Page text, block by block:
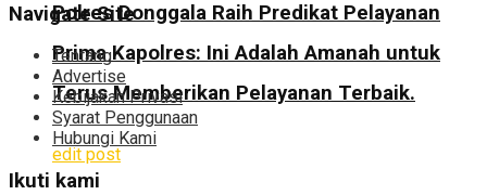
Polres Donggala Raih Predikat Pelayanan
Prima Kapolres: Ini Adalah Amanah untuk
Terus Memberikan Pelayanan Terbaik.
edit post
Navigate Site
Tentang
Advertise
Kebijakan Privasi
Syarat Penggunaan
Hubungi Kami
Ikuti kami